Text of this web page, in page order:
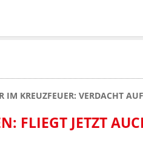
IM KREUZFEUER: VERDACHT
FLIEGT JETZT